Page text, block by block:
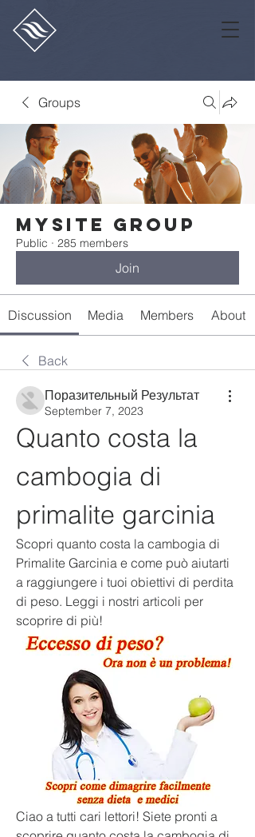
Groups
Mysite Group
Public · 285 members
Join
Discussion Media Members About
Back
Поразительный Результат
September 7, 2023
Quanto costa la
cambogia di
primalite garcinia
Scopri quanto costa la cambogia di
Primalite Garcinia e come può aiutarti
a raggiungere i tuoi obiettivi di perdita
di peso. Leggi i nostri articoli per
scoprire di più!
Ciao a tutti cari lettori! Siete pronti a